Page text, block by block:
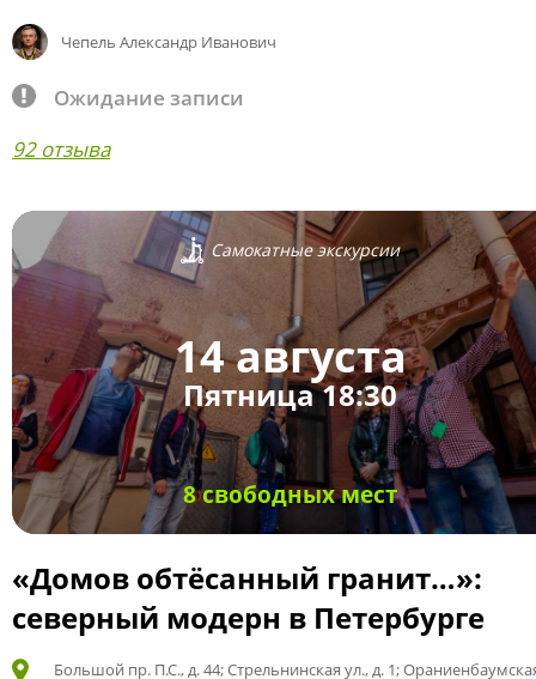
Чепель Александр Иванович
Ожидание записи
92 отзыва
Самокатные экскурсии
14 августа
Пятница 18:30
8 свободных мест
«Домов обтёсанный гранит…»:
северный модерн в Петербурге
Большой пр. П.С., д. 44; Стрельнинская ул., д. 1;